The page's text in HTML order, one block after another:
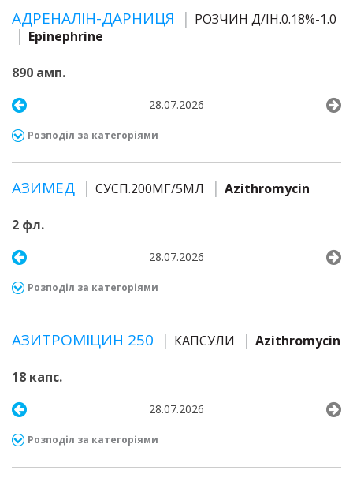
АДРЕНАЛІН-ДАРНИЦЯ
РОЗЧИН Д/ІН.0.18%-1.0
Epinephrine
890 амп.
28.07.2026
Розподіл за категоріями
АЗИМЕД СУСП.200МГ/5МЛ Azithromycin
2 фл.
28.07.2026
Розподіл за категоріями
АЗИТРОМІЦИН 250 КАПСУЛИ Azithromycin
18 капс.
28.07.2026
Розподіл за категоріями